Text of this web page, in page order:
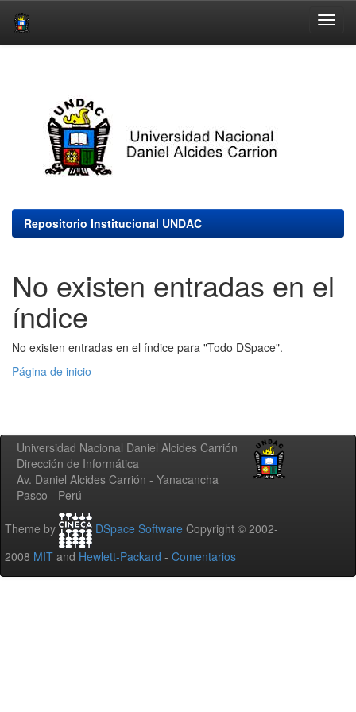
Repositorio Institucional UNDAC
No existen entradas en el
índice
No existen entradas en el índice para "Todo DSpace".
Página de inicio
Universidad Nacional Daniel Alcides Carrión
Dirección de Informática
Av. Daniel Alcides Carrión - Yanacancha
Pasco - Perú
Theme by DSpace Software Copyright © 2002-
2008 MIT and Hewlett-Packard - Comentarios